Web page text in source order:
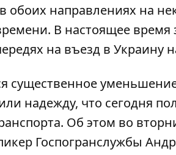
обоих направлениях на
В настоящее
на въезд в Украину
существенное
надежду, что сегодня
Об этом во
Госпогранслужбы